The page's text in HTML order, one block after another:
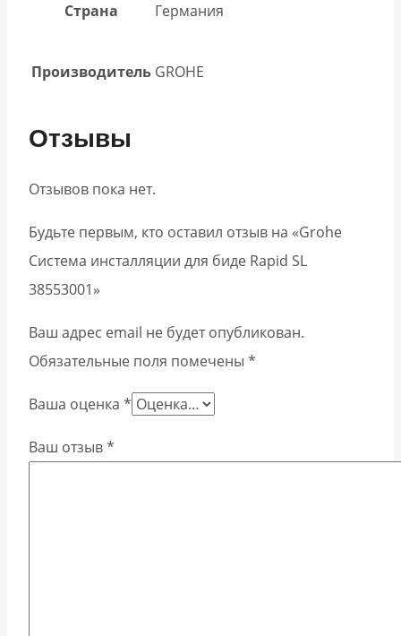
Страна Германия
Производитель GROHE
Отзывы
Отзывов пока нет.
Будьте первым, кто оставил отзыв на «Grohe
Система инсталляции для биде Rapid SL
38553001»
Ваш адрес email не будет опубликован.
Обязательные поля помечены *
Ваша оценка *
Ваш отзыв*